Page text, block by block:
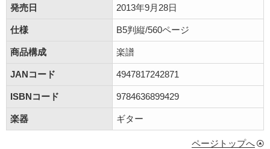
発売日 2013年9月28日
仕様 B5判縦/560ページ
商品構成 楽譜
JANコード 4947817242871
ISBNコード 9784636899429
楽器 ギター
ページトップへ